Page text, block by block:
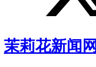
茉莉花新闻网